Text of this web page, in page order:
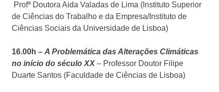
Profª Doutora Aida Valadas de Lima (Instituto Superior
de Ciências do Trabalho e da Empresa/Instituto de
Ciências Sociais da Universidade de Lisboa)
16.00h – A Problemática das Alterações Climáticas
no início do século XX – Professor Doutor Filipe
Duarte Santos (Faculdade de Ciências de Lisboa)